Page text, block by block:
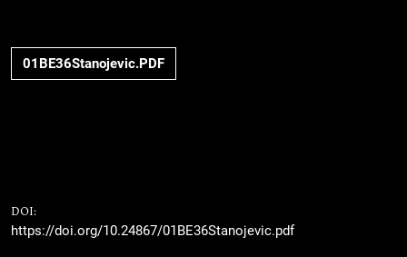
01BE36Stanojevic.PDF
DOI:
https://doi.org/10.24867/01BE36Stanojevic.pdf